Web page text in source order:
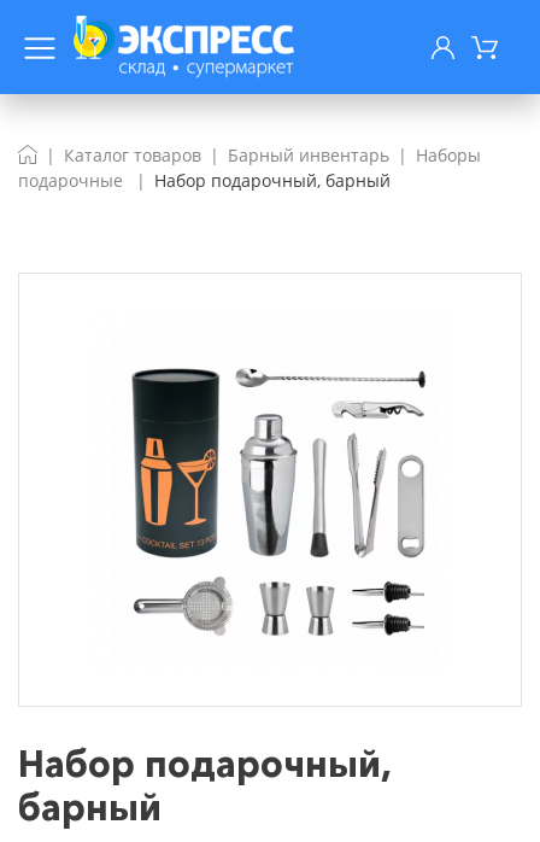
Каталог товаров Барный инвентарь
Наборы
подарочные
Набор подарочный, барный
Набор подарочный,
барный